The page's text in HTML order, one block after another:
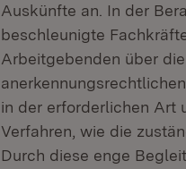
Auskünfte an. In der
beschleunigte
Arbeitgebenden über
in der erforderlichen Art
Verfahren, wie die
Durch diese enge